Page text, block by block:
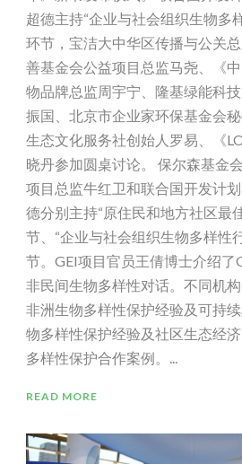
超德主持“企业与社会组织生物多
环节，宝洁大中华区传播与公关
善基金会公益项目总监马尧、《
物品牌总监周宇宁、隆基绿能科
振国、北京市企业家环保基金会
生态文化服务社创始人罗易、《
晓丹参加圆桌讨论。 保尔森基金
项目总监牛红卫和联合国开发计
德分别主持“原住民和地方社区最
节、“企业与社会组织生物多样性
节。GEI项目官员王倩博士介绍了
非民间生物多样性对话。不同机
非洲生物多样性保护经验及可持
物多样性保护经验及社区生态经
多样性保护合作案例。...
READ MORE